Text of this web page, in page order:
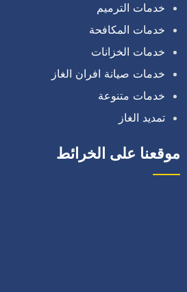
خدمات الترميم
خدمات المكافحة
خدمات الخزانات
خدمات صيانة افران الغاز
خدمات متنوعة
تمديد الغاز
موقعنا على الخرائط